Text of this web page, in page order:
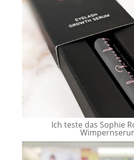
Ich teste das Sophie